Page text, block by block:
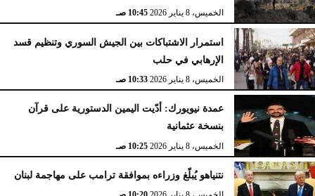
الخميس، 8 يناير 2026 10:45 صـ
استمرار الاشتباكات بين الجيش السوري وتنظيم قسد
الإرهابي في حلب
الخميس، 8 يناير 2026 10:33 صـ
عمدة نيويورك: أدّيت اليمين الدستورية على قرآن
بنسخة عثمانية
الخميس، 8 يناير 2026 10:25 صـ
نتنياهو يُبلّغ وزراءه بموافقة ترامب على مهاجمة لبنان